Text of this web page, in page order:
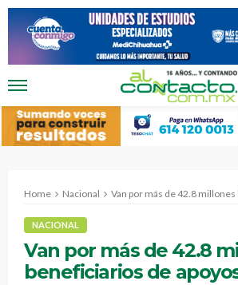
Home Nacional Van por más de 42.8 millones de
NACIONAL
Van por más de 42.8
beneficiarios de